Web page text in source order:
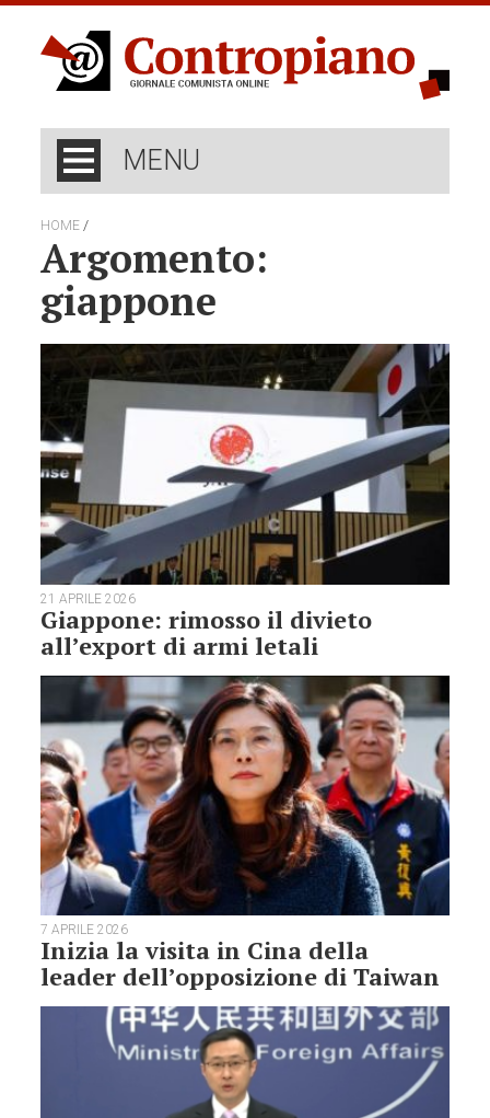
MENU
HOME /
Argomento:
giappone
21 APRILE 2026
Giappone: rimosso il divieto
all’export di armi letali
7 APRILE 2026
Inizia la visita in Cina della
leader dell’opposizione di Taiwan